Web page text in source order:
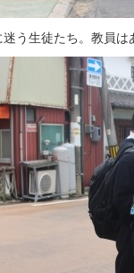
迷う生徒たち。教員